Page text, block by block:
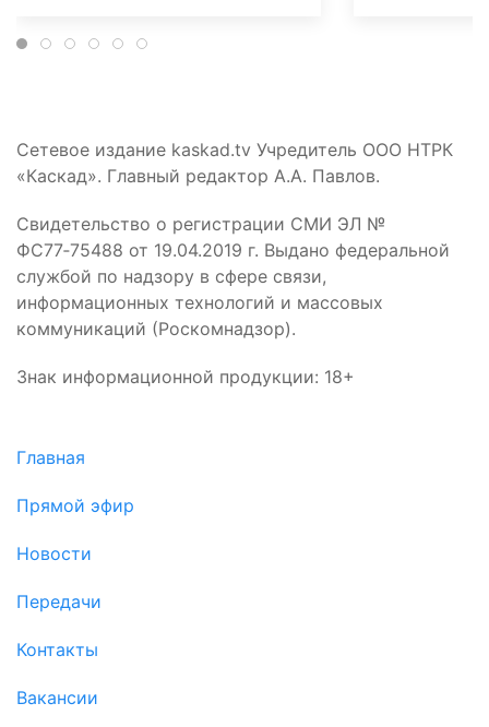
Сетевое издание kaskad.tv Учредитель ООО НТРК
«Каскад». Главный редактор А.А. Павлов.
Свидетельство о регистрации СМИ ЭЛ №
ФС77‑75488 от 19.04.2019 г. Выдано федеральной
службой по надзору в сфере связи,
информационных технологий и массовых
коммуникаций (Роскомнадзор).
Знак информационной продукции: 18+
Главная
Прямой эфир
Новости
Передачи
Контакты
Вакансии